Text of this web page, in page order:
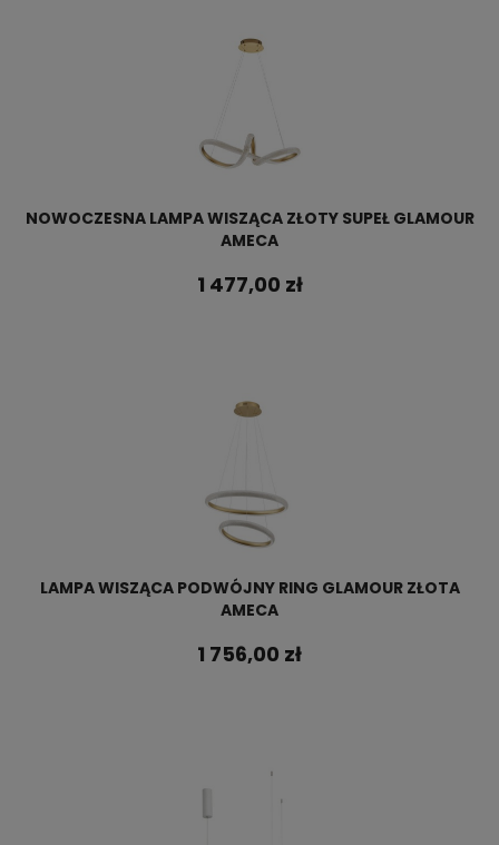
NOWOCZESNA LAMPA WISZĄCA ZŁOTY SUPEŁ GLAMOUR
AMECA
1 477,00 zł
LAMPA WISZĄCA PODWÓJNY RING GLAMOUR ZŁOTA
AMECA
1 756,00 zł